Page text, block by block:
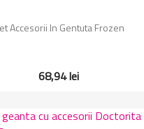
Vizualizare rapida
Accesorii In Gentuta Frozen
68,94 lei